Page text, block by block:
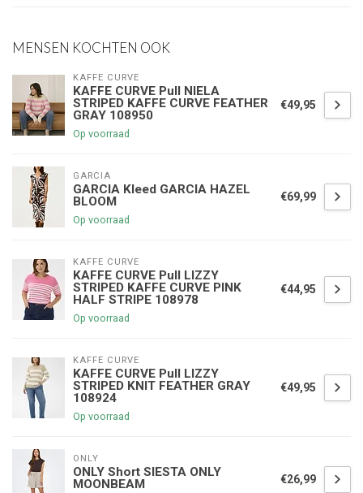
MENSEN KOCHTEN OOK
KAFFE CURVE
KAFFE CURVE Pull NIELA
STRIPED KAFFE CURVE FEATHER
GRAY 108950
Op voorraad
€49,95
GARCIA
GARCIA Kleed GARCIA HAZEL
BLOOM
Op voorraad
€69,99
KAFFE CURVE
KAFFE CURVE Pull LIZZY
STRIPED KAFFE CURVE PINK
HALF STRIPE 108978
Op voorraad
€44,95
KAFFE CURVE
KAFFE CURVE Pull LIZZY
STRIPED KNIT FEATHER GRAY
108924
Op voorraad
€49,95
ONLY
ONLY Short SIESTA ONLY
MOONBEAM
€26,99